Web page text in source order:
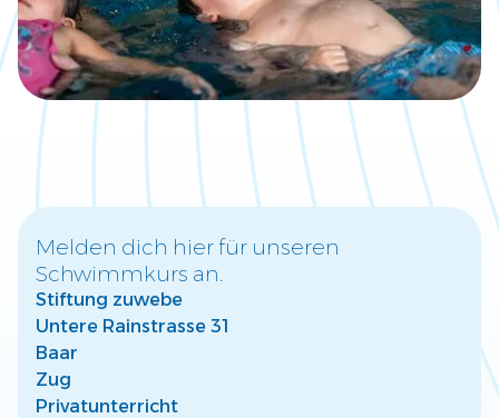
Kontakt
Wir sind gerne für Dich da
Aktuelle Artikel
Warum frühzeitige Wassergewöhnung für
Kinder wichtig ist
Entdecke, wie frühe Wassergewöhnung die Entwicklung
Deines Kindes fördert und eine sichere Basis für Freude
am Wasser schafft.
Mehr lesen
Melden dich hier für unseren
Schwimmkurs an.
Stiftung zuwebe
Untere Rainstrasse 31
Baar
Zug
Privatunterricht